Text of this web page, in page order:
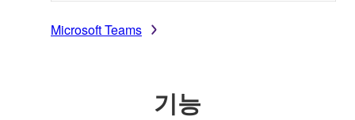
Microsoft Teams
기능